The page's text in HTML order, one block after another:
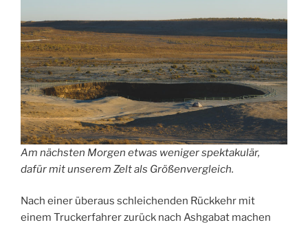
Am nächsten Morgen etwas weniger spektakulär,
dafür mit unserem Zelt als Größenvergleich.
Nach einer überaus schleichenden Rückkehr mit
einem Truckerfahrer zurück nach Ashgabat machen